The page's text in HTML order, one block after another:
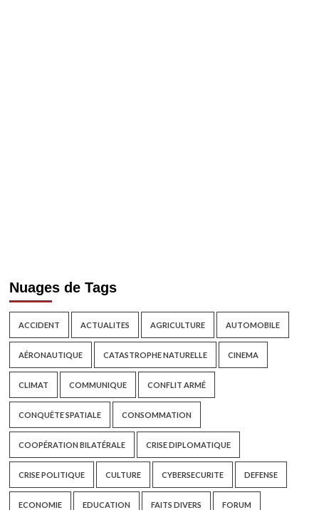
Nuages de Tags
ACCIDENT ACTUALITES AGRICULTURE AUTOMOBILE
AÉRONAUTIQUE CATASTROPHE NATURELLE CINEMA
CLIMAT COMMUNIQUE CONFLIT ARMÉ
CONQUÊTE SPATIALE CONSOMMATION
COOPÉRATION BILATÉRALE CRISE DIPLOMATIQUE
CRISE POLITIQUE CULTURE CYBERSECURITE DEFENSE
ECONOMIE EDUCATION FAITS DIVERS FORUM